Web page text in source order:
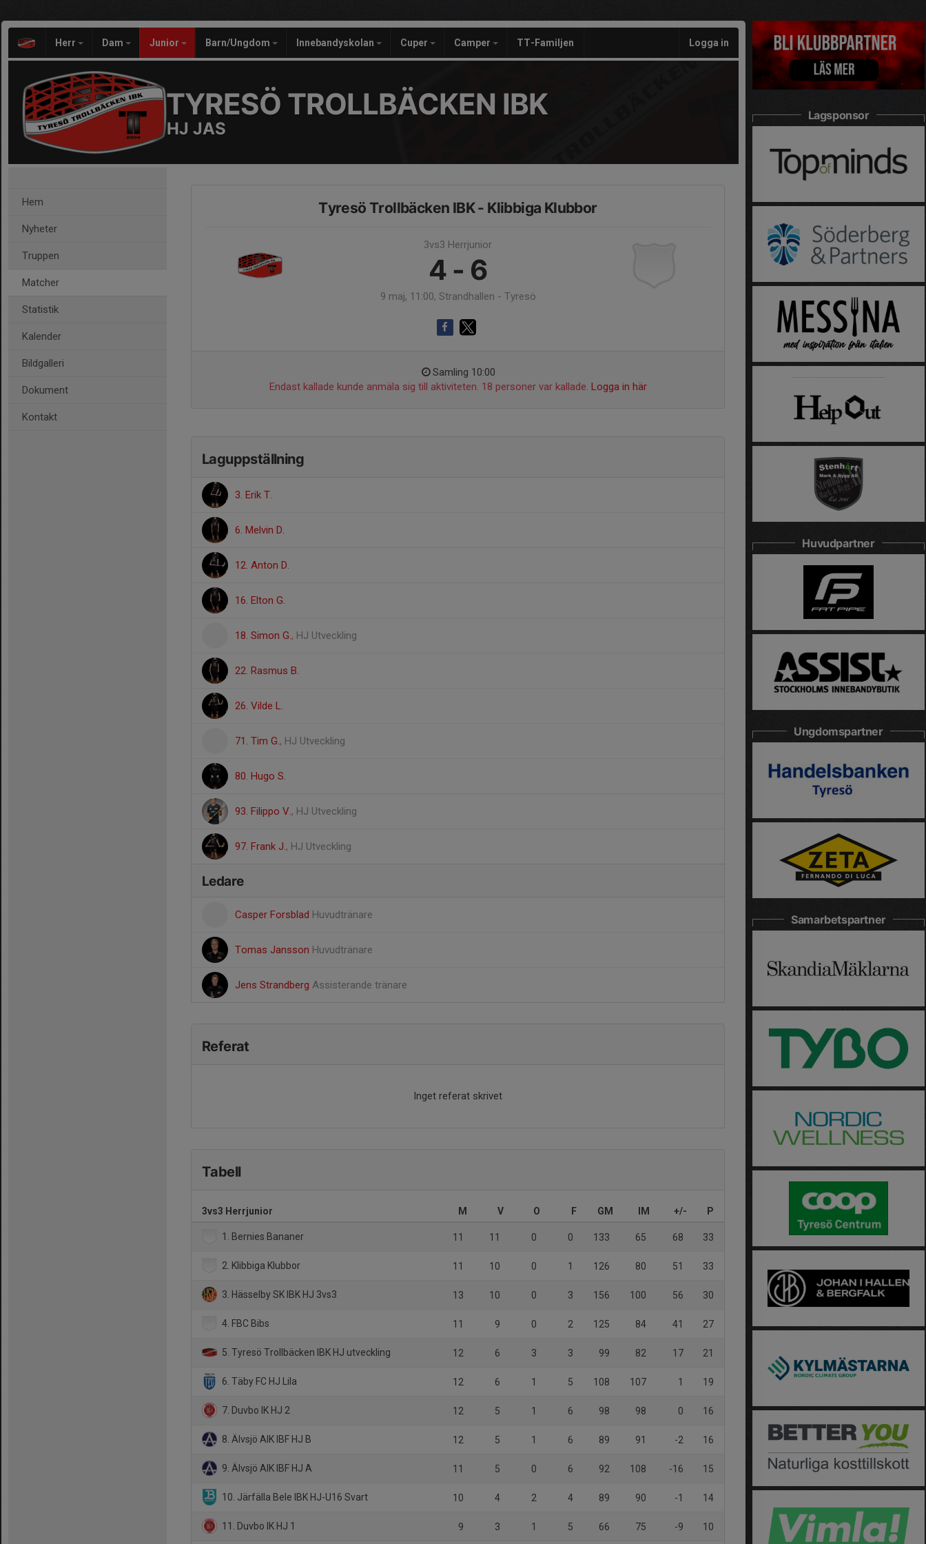
Herr Dam Junior Barn/Ungdom Innebandyskolan Cuper Camper TT-Familjen Logga in
TYRESÖ TROLLBÄCKEN IBK
HJ JAS
Hem
Nyheter
Truppen
Matcher
Statistik
Kalender
Bildgalleri
Dokument
Kontakt
Tyresö Trollbäcken IBK - Klibbiga Klubbor
3vs3 Herrjunior
4 - 6
9 maj, 11:00, Strandhallen - Tyresö
Samling 10:00
Endast kallade kunde anmäla sig till aktiviteten. 18 personer var kallade. Logga in här
Laguppställning
3. Erik T.
6. Melvin D.
12. Anton D.
16. Elton G.
18. Simon G., HJ Utveckling
22. Rasmus B.
26. Vilde L.
71. Tim G., HJ Utveckling
80. Hugo S.
93. Filippo V., HJ Utveckling
97. Frank J., HJ Utveckling
Ledare
Casper Forsblad Huvudtränare
Tomas Jansson Huvudtränare
Jens Strandberg Assisterande tränare
Referat
Inget referat skrivet
Tabell
3vs3 Herrjunior M V O F GM IM +/- P
1. Bernies Bananer 11 11 0 0 133 65 68 33
2. Klibbiga Klubbor 11 10 0 1 126 80 51 33
3. Hässelby SK IBK HJ 3vs3 13 10 0 3 156 100 56 30
4. FBC Bibs 11 9 0 2 125 84 41 27
5. Tyresö Trollbäcken IBK HJ utveckling 12 6 3 3 99 82 17 21
6. Täby FC HJ Lila 12 6 1 5 108 107 1 19
7. Duvbo IK HJ 2 12 5 1 6 98 98 0 16
8. Älvsjö AIK IBF HJ B 12 5 1 6 89 91 -2 16
9. Älvsjö AIK IBF HJ A 11 5 0 6 92 108 -16 15
10. Järfälla Bele IBK HJ-U16 Svart 10 4 2 4 89 90 -1 14
11. Duvbo IK HJ 1 9 3 1 5 66 75 -9 10
Lagsponsor
Huvudpartner
Ungdomspartner
Samarbetspartner